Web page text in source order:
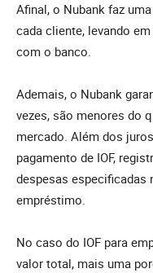
Afinal, o Nubank faz
cada cliente, levando
com o banco.
Ademais, o Nubank
vezes, são menores do
mercado. Além dos
pagamento de IOF,
despesas especificadas
empréstimo.
No caso do IOF para
valor total, mais uma